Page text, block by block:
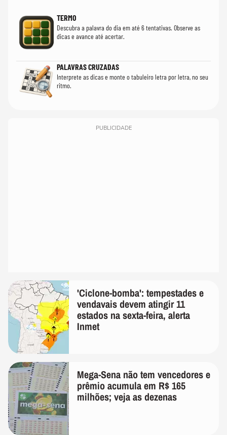
TERMO
Descubra a palavra do dia em até 6 tentativas. Observe as
dicas e avance até acertar.
PALAVRAS CRUZADAS
Interprete as dicas e monte o tabuleiro letra por letra, no seu
ritmo.
PUBLICIDADE
'Ciclone-bomba': tempestades e
vendavais devem atingir 11
estados na sexta-feira, alerta
Inmet
Mega-Sena não tem vencedores e
prêmio acumula em R$ 165
milhões; veja as dezenas